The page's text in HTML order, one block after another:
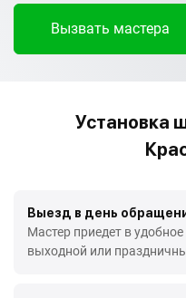
Вызвать мастера
Установка
Выезд в день
Мастер приедет в
выходной или